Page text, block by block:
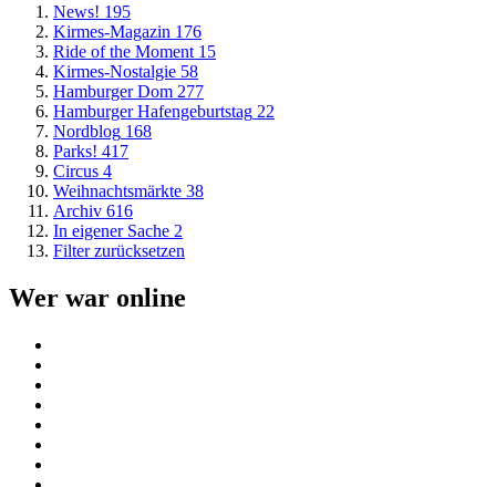
News! 195
Kirmes-Magazin 176
Ride of the Moment 15
Kirmes-Nostalgie 58
Hamburger Dom 277
Hamburger Hafengeburtstag 22
Nordblog 168
Parks! 417
Circus 4
Weihnachtsmärkte 38
Archiv 616
In eigener Sache 2
Filter zurücksetzen
Wer war online